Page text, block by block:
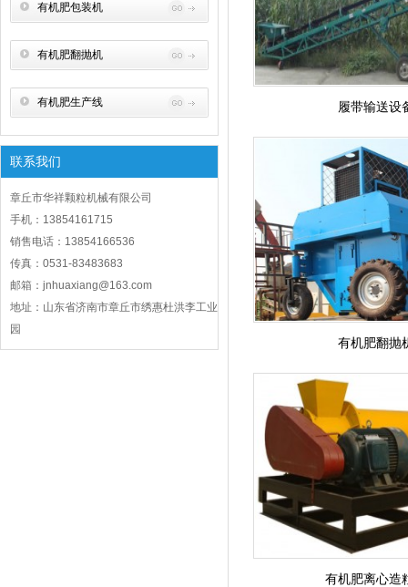
有机肥包装机
有机肥翻抛机
有机肥生产线
联系我们
章丘市华祥颗粒机械有限公司
手机：13854161715
销售电话：13854166536
传真：0531-83483683
邮箱：jnhuaxiang@163.com
地址：山东省济南市章丘市绣惠杜洪李工业
园
履带输送设
有机肥翻抛
有机肥离心造